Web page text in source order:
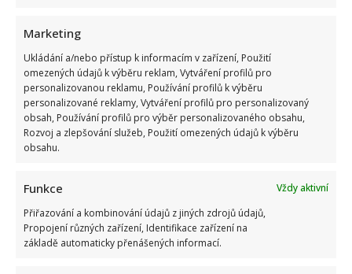
Marketing
Ukládání a/nebo přístup k informacím v zařízení, Použití
omezených údajů k výběru reklam, Vytváření profilů pro
personalizovanou reklamu, Používání profilů k výběru
personalizované reklamy, Vytváření profilů pro personalizovaný
obsah, Používání profilů pro výběr personalizovaného obsahu,
Rozvoj a zlepšování služeb, Použití omezených údajů k výběru
obsahu.
Funkce
Vždy aktivní
Přiřazování a kombinování údajů z jiných zdrojů údajů,
Propojení různých zařízení, Identifikace zařízení na
základě automaticky přenášených informací.
Kristýna Leichtová se zastala kojení na veřejnosti pomocí
kontroverzní fotky: Bude prý bojovat celý týden
Marek Ztracený zrušil velkolepé finále svého koncertu na
Letné